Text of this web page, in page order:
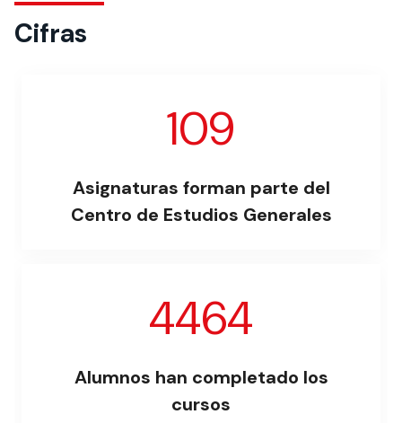
Cifras
109
Asignaturas forman parte del
Centro de Estudios Generales
4464
Alumnos han completado los
cursos